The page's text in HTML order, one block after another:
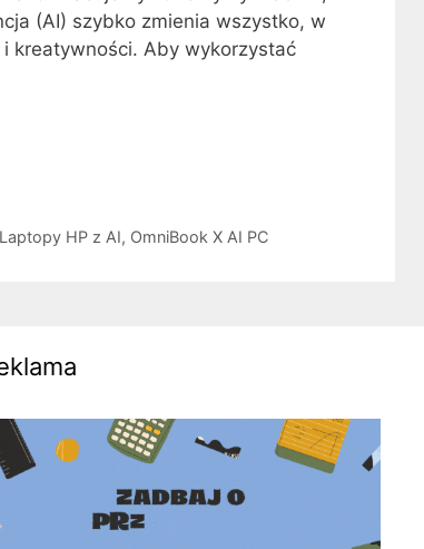
(AI) szybko zmienia wszystko, w
kreatywności. Aby wykorzystać
Laptopy HP z AI, OmniBook X AI PC